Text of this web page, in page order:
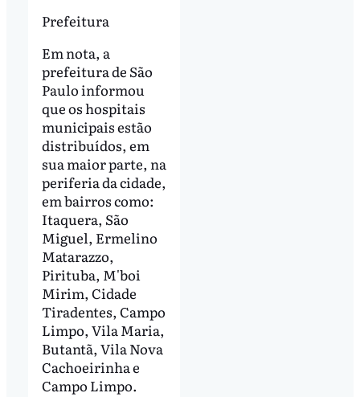
Prefeitura
Em nota, a
prefeitura de São
Paulo informou
que os hospitais
municipais estão
distribuídos, em
sua maior parte, na
periferia da cidade,
em bairros como:
Itaquera, São
Miguel, Ermelino
Matarazzo,
Pirituba, M'boi
Mirim, Cidade
Tiradentes, Campo
Limpo, Vila Maria,
Butantã, Vila Nova
Cachoeirinha e
Campo Limpo.